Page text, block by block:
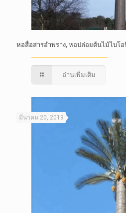
หอสื่อสารอำพราง, หอปล่อยต้นไม้ไบโ
อ่านเพิ่มเติม
มีนาคม 20, 2019